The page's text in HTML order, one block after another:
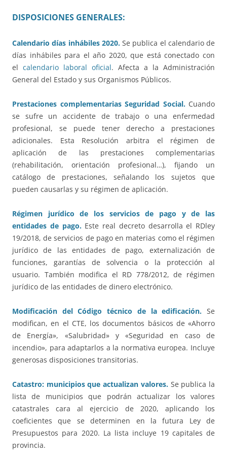
DISPOSICIONES GENERALES:
Calendario días inhábiles 2020.Se publica el calendario de
días inhábiles para el año 2020, que está conectado con
el calendario laboral oficial. Afecta a la Administración
General del Estado y sus Organismos Públicos.
Prestaciones complementarias Seguridad Social.Cuando
se sufre un accidente de trabajo o una enfermedad
profesional, se puede tener derecho a prestaciones
adicionales. Esta Resolución arbitra el régimen de
aplicación de las prestaciones complementarias
(rehabilitación, orientación profesional…), fijando un
catálogo de prestaciones, señalando los sujetos que
pueden causarlas y su régimen de aplicación.
Régimen jurídico de los servicios de pago y de las
entidades de pago.Este real decreto desarrolla el RDley
19/2018, de servicios de pago en materias como el régimen
jurídico de las entidades de pago, externalización de
funciones, garantías de solvencia o la protección al
usuario. También modifica el RD 778/2012, de régimen
jurídico de las entidades de dinero electrónico.
Modificación del Código técnico de la edificación. Se
modifican, en el CTE, los documentos básicos de «Ahorro
de Energía», «Salubridad» y «Seguridad en caso de
incendio», para adaptarlos a la normativa europea. Incluye
generosas disposiciones transitorias.
Catastro: municipios que actualizan valores.Se publica la
lista de municipios que podrán actualizar los valores
catastrales cara al ejercicio de 2020, aplicando los
coeficientes que se determinen en la futura Ley de
Presupuestos para 2020. La lista incluye 19 capitales de
provincia.